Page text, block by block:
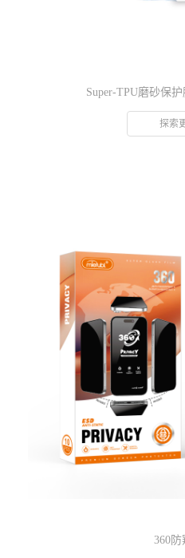
Super-TPU磨砂保
探索
360防